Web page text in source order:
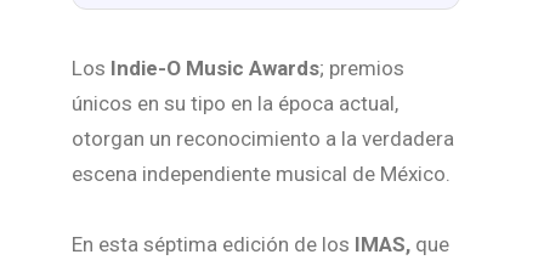
Los Indie-O Music Awards; premios
únicos en su tipo en la época actual,
otorgan un reconocimiento a la verdadera
escena independiente musical de México.
En esta séptima edición de los IMAS, que